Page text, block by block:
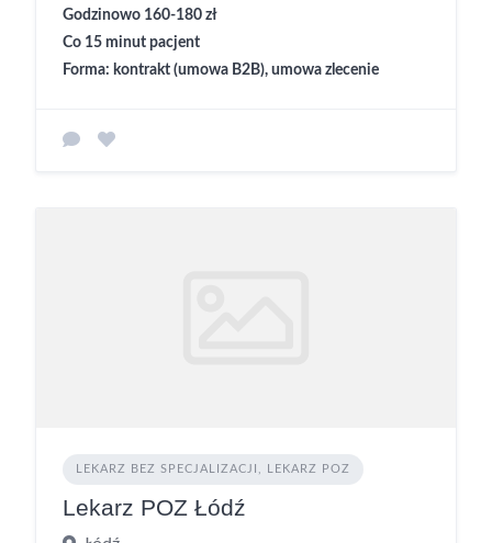
Godzinowo 160-180 zł
Co 15 minut pacjent
Forma: kontrakt (umowa B2B), umowa zlecenie
LEKARZ BEZ SPECJALIZACJI, LEKARZ POZ
Lekarz POZ Łódź